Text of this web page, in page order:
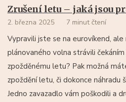
Zrušení letu – jaká jsou
2. března 2025 7 minut čtení
Vypravili jste se na eurovíkend,
plánovaného volna strávili
zpožděnému letu? Pak možná
zpoždění letu, či dokonce náhradu
Jedno zavazadlo vám poškodili a